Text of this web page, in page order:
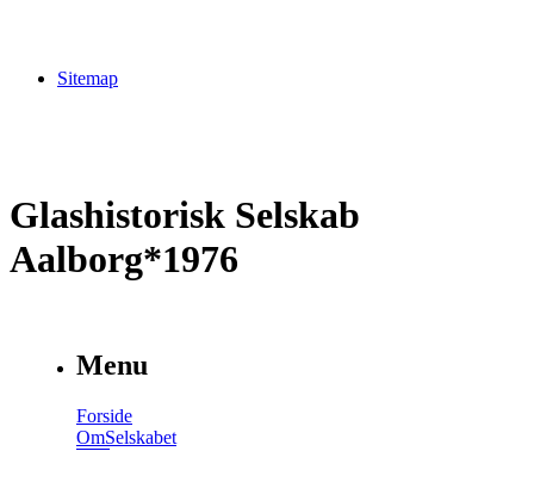
Sitemap
Glashistorisk Selskab
Aalborg*1976
Menu
Forside
OmSelskabet